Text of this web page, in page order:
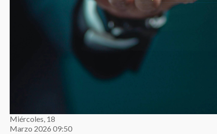
Miércoles, 18
Marzo 2026 09:50